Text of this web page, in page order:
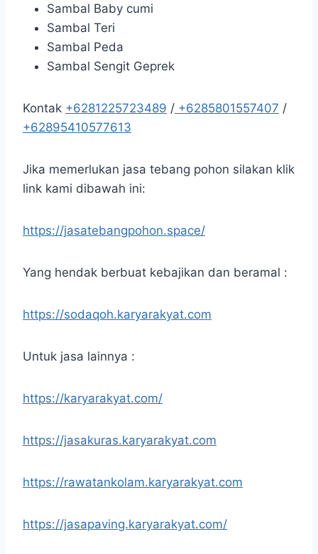
Sambal Baby cumi
Sambal Teri
Sambal Peda
Sambal Sengit Geprek
Kontak +6281225723489 / +6285801557407 /
+62895410577613
Jika memerlukan jasa tebang pohon silakan klik
link kami dibawah ini:
https://jasatebangpohon.space/
Yang hendak berbuat kebajikan dan beramal :
https://sodaqoh.karyarakyat.com
Untuk jasa lainnya :
https://karyarakyat.com/
https://jasakuras.karyarakyat.com
https://rawatankolam.karyarakyat.com
https://jasapaving.karyarakyat.com/